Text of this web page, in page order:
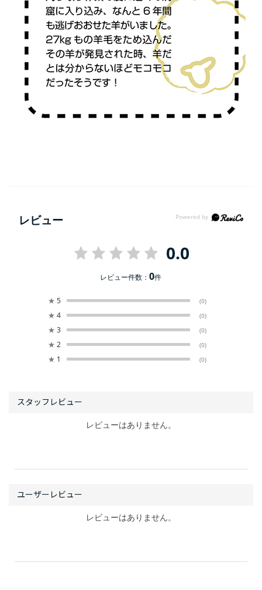
レビュー
0.0
レビュー件数：0件
★ 5 (0)
★ 4 (0)
★ 3 (0)
★ 2 (0)
★ 1 (0)
レビューはありません。
レビューはありません。